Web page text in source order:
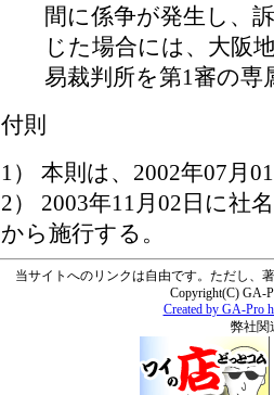
間に係争が発生し、
じた場合には、大阪
易裁判所を第1審の
付則
1） 本則は、2002年07月
2） 2003年11月02日に社
から施行する。
当サイトへのリンクは自由です。ただし、
Copyright(C) GA-
Created by GA-Pro
弊社関